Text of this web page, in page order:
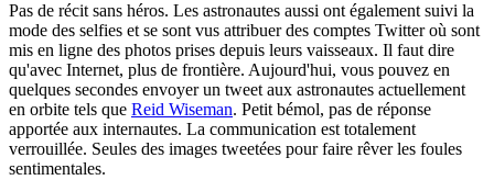
Pas de récit sans héros. Les astronautes aussi ont également suivi la
mode des selfies et se sont vus attribuer des comptes Twitter où sont
mis en ligne des photos prises depuis leurs vaisseaux. Il faut dire
qu'avec Internet, plus de frontière. Aujourd'hui, vous pouvez en
quelques secondes envoyer un tweet aux astronautes actuellement
en orbite tels que Reid Wiseman. Petit bémol, pas de réponse
apportée aux internautes. La communication est totalement
verrouillée. Seules des images tweetées pour faire rêver les foules
sentimentales.